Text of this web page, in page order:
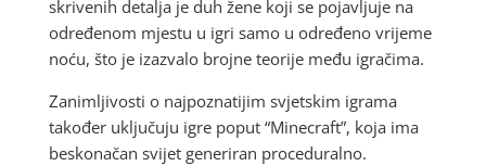
skrivenih detalja je duh žene koji se pojavljuje na
određenom mjestu u igri samo u određeno vrijeme
noću, što je izazvalo brojne teorije među igračima.
Zanimljivosti o najpoznatijim svjetskim igrama
također uključuju igre poput “Minecraft”, koja ima
beskonačan svijet generiran proceduralno.